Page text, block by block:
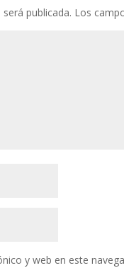
publicada. Los
y web en este